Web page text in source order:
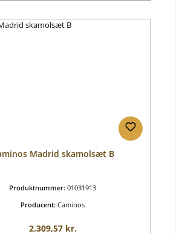
Madrid skamolsæt B
Produktnummer: 01031913
Producent: Caminos
Almindelig pris:
2.309,57 kr.